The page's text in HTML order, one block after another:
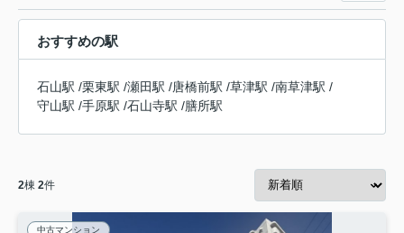
おすすめの駅
石山駅 /栗東駅 /瀬田駅 /唐橋前駅 /草津駅 /南草津駅 /
守山駅 /手原駅 /石山寺駅 /膳所駅
2棟 2件
中古マンション